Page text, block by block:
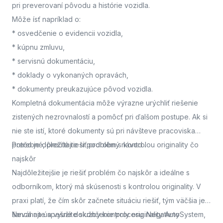
pri preverovaní pôvodu a histórie vozidla.
Môže ísť napríklad o:
* osvedčenie o evidencii vozidla,
* kúpnu zmluvu,
* servisnú dokumentáciu,
* doklady o vykonaných opravách,
* dokumenty preukazujúce pôvod vozidla.
Kompletná dokumentácia môže výrazne urýchliť riešenie
zistených nezrovnalostí a pomôcť pri ďalšom postupe. Ak si
nie ste istí, ktoré dokumenty sú pri návšteve pracoviska
potrebné, prečítajte si podrobný návod.
Prečo je dôležité riešiť problém s kontrolou originality čo
najskôr
Najdôležitejšie je riešiť problém čo najskôr a ideálne s
odborníkom, ktorý má skúsenosti s kontrolou originality. V
praxi platí, že čím skôr začnete situáciu riešiť, tým väčšia je
šanca na úspešné dokončenie procesu. Negatívny
Neváhajte a využite služby kontroly originality AutoSystem,